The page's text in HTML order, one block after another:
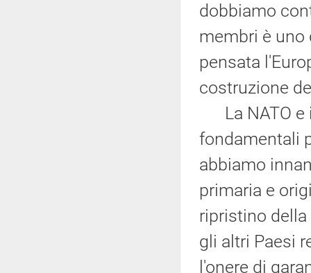
dobbiamo
membri è
pensata
costruzione
La NATO e
fondamentali
abbiamo
primaria e
ripristino
gli altri Paesi
l'onere di